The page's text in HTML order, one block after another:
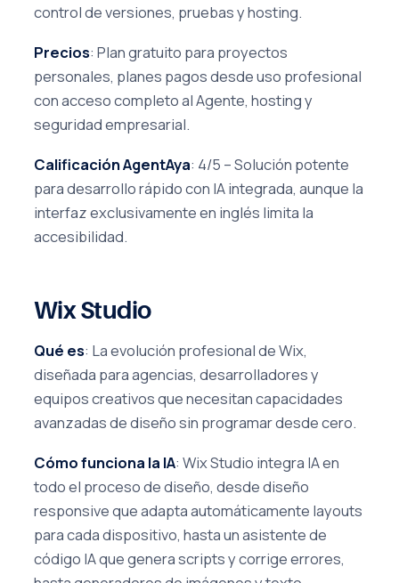
control de versiones, pruebas y hosting.
Precios: Plan gratuito para proyectos
personales, planes pagos desde uso profesional
con acceso completo al Agente, hosting y
seguridad empresarial.
Calificación AgentAya: 4/5 – Solución potente
para desarrollo rápido con IA integrada, aunque la
interfaz exclusivamente en inglés limita la
accesibilidad.
Wix Studio
Qué es: La evolución profesional de Wix,
diseñada para agencias, desarrolladores y
equipos creativos que necesitan capacidades
avanzadas de diseño sin programar desde cero.
Cómo funciona la IA: Wix Studio integra IA en
todo el proceso de diseño, desde diseño
responsive que adapta automáticamente layouts
para cada dispositivo, hasta un asistente de
código IA que genera scripts y corrige errores,